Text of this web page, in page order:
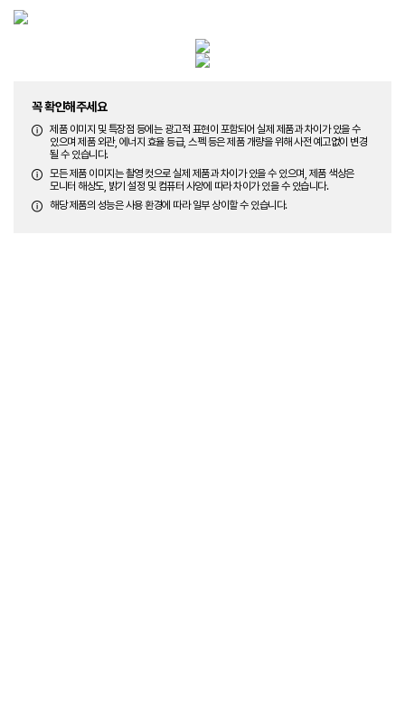
꼭 확인해주세요
제품 이미지 및 특장점 등에는 광고적 표현이 포함되어 실제 제품과 차이가 있을 수
있으며 제품 외관, 에너지 효율 등급, 스펙 등은 제품 개량을 위해 사전 예고없이 변경
될 수 있습니다.
모든 제품 이미지는 촬영 컷으로 실제 제품과 차이가 있을 수 있으며, 제품 색상은
모니터 해상도, 밝기 설정 및 컴퓨터 사양에 따라 차이가 있을 수 있습니다.
해당 제품의 성능은 사용 환경에 따라 일부 상이할 수 있습니다.